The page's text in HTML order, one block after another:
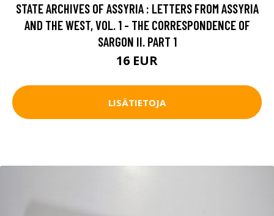
STATE ARCHIVES OF ASSYRIA : LETTERS FROM ASSYRIA
AND THE WEST, VOL. 1 - THE CORRESPONDENCE OF
SARGON II. PART 1
16 EUR
LISÄTIETOJA